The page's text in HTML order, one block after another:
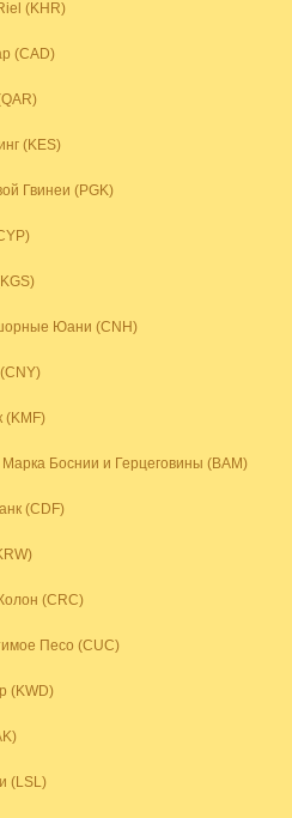
(KHR)
(CAD)
(KES)
Гвинеи (PGK)
Юани (CNH)
(KMF)
Боснии и Герцеговины (BAM)
(CDF)
(CRC)
Песо (CUC)
(KWD)
(LSL)